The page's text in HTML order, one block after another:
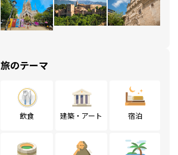
旅のテーマ
飲食 建築・アート 宿泊